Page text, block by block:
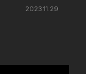
2023.11.29